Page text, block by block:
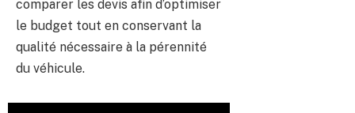
comparer les devis afin d’optimiser
le budget tout en conservant la
qualité nécessaire à la pérennité
du véhicule.